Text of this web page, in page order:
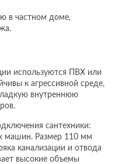
в частном доме,
используются ПВХ или
к агрессивной среде,
внутреннюю
сантехники:
машин. Размер 110 мм
канализации и отвода
высокие объемы